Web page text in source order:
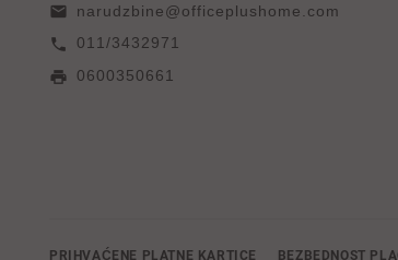
email narudzbine@officeplushome.com
call 011/3432971
print 0600350661
PRIHVAĆENE PLATNE KARTICE BEZBEDNOST